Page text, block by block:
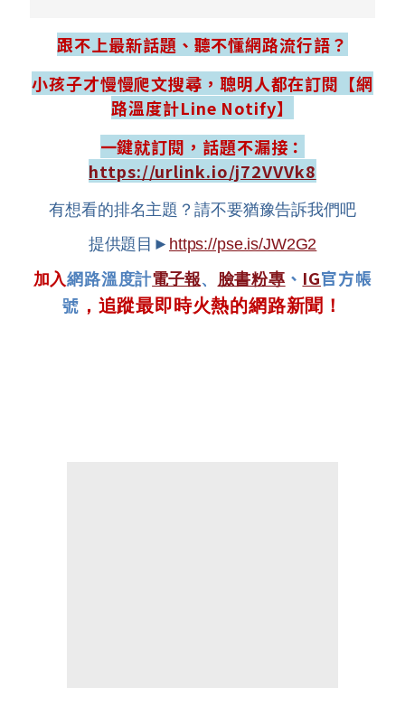
跟不上最新話題、聽不懂網路流行語？
小孩子才慢慢爬文搜尋，聰明人都在訂閱【網
路溫度計Line Notify】
一鍵就訂閱，話題不漏接：
https://urlink.io/j72VVVk8
有想看的排名主題？請不要猶豫告訴我們吧
提供題目► https://pse.is/JW2G2
加入網路溫度計電子報、 臉書粉專 、 IG官方帳
號 ，追蹤最即時火熱的網路新聞！